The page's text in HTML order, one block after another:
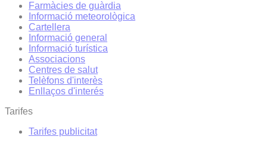
Farmàcies de guàrdia
Informació meteorològica
Cartellera
Informació general
Informació turística
Associacions
Centres de salut
Telèfons d'interès
Enllaços d'interés
Tarifes
Tarifes publicitat